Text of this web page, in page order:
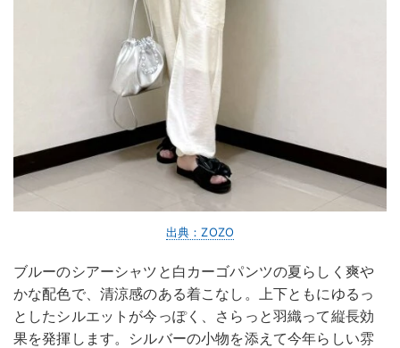
出典：ZOZO
ブルーのシアーシャツと白カーゴパンツの夏らしく爽や
かな配色で、清涼感のある着こなし。上下ともにゆるっ
としたシルエットが今っぽく、さらっと羽織って縦長効
果を発揮します。シルバーの小物を添えて今年らしい雰